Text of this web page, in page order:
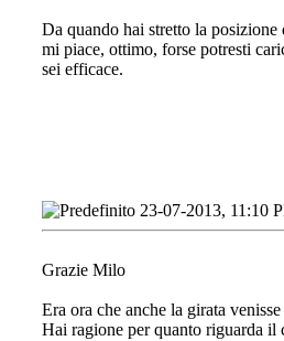
Da quando hai stretto la
mi piace, ottimo, forse potresti
sei efficace.
23-07-2013, 11:10
Grazie Milo
Era ora che anche la girata
Hai ragione per quanto riguarda il